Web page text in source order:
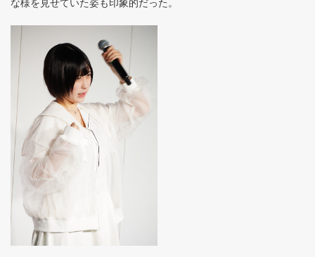
な様を見せていた姿も印象的だった。